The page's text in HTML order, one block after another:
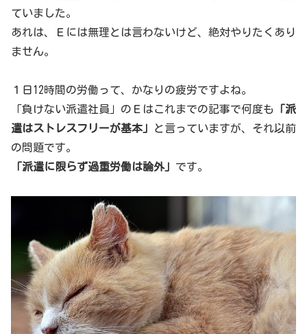
ていました。
あれは、Ｅには無理とは言わないけど、絶対やりたくあり
ません。
１日12時間の労働って、かなりの疲労ですよね。
「負けない派遣社員」のＥはこれまでの記事で何度も
「派
遣はストレスフリーが基本」
と言っていますが、それ以前
の問題です。
「派遣に限らず過重労働は論外」 です。